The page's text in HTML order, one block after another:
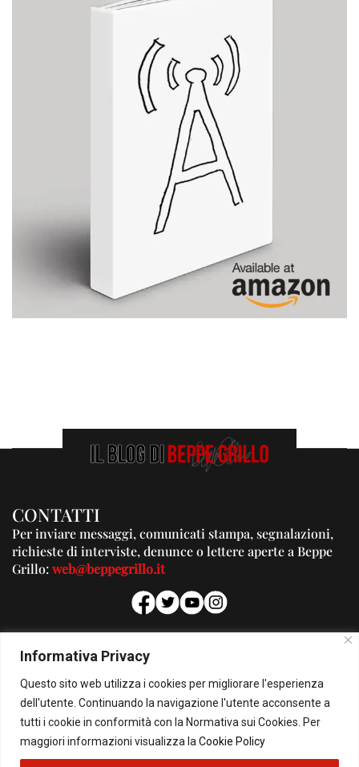
Informativa Privacy
Questo sito web utilizza i cookies per migliorare l'esperienza
dell'utente. Continuando la navigazione l'utente acconsente a
tutti i cookie in conformità con la Normativa sui Cookies. Per
maggiori informazioni visualizza la Cookie Policy
CONTATTI
Per inviare messaggi, comunicati stampa, segnalazioni,
richieste di interviste, denunce o lettere aperte a Beppe
Grillo:web@beppegrillo.it
PUBBLICITA'
Per la tua pubblicità su questo Blog:
pubblicita@beppegrillo.it